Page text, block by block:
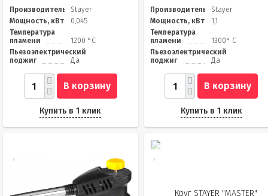
Производитель
Stayer
Мощность, кВт
0,045
Температура
пламени
1200 °С
Пьезоэлектрический
поджиг
Да
В корзину
Купить в 1 клик
Производитель
Stayer
Мощность, кВт
1,1
Температура
пламени
1300° C
Пьезоэлектрический
поджиг
Да
В корзину
Купить в 1 клик